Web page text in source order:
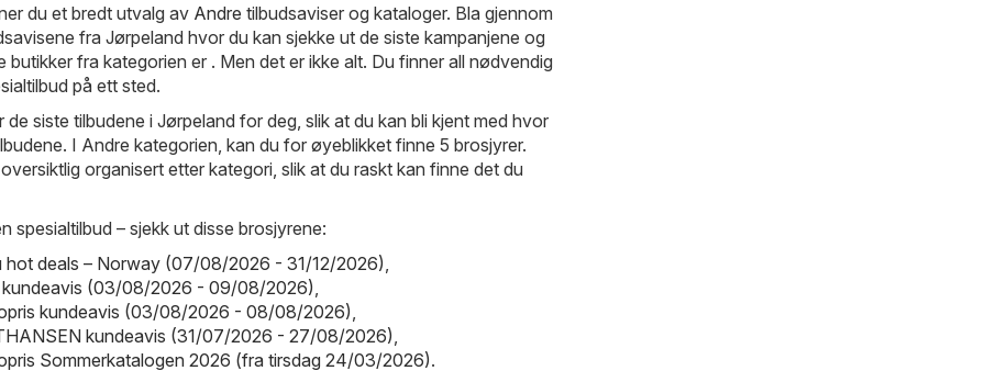
du et bredt utvalg av Andre tilbudsaviser og kataloger. Bla gjennom
fra Jørpeland hvor du kan sjekke ut de siste kampanjene og
fra kategorien er . Men det er ikke alt. Du finner all nødvendig
på ett sted.
de siste tilbudene i Jørpeland for deg, slik at du kan bli kjent med hvor
I Andre kategorien, kan du for øyeblikket finne 5 brosjyrer.
organisert etter kategori, slik at du raskt kan finne det du
spesialtilbud – sjekk ut disse brosjyrene:
hot deals – Norway (07/08/2026 - 31/12/2026)
kundeavis (03/08/2026 - 09/08/2026)
kundeavis (03/08/2026 - 08/08/2026)
kundeavis (31/07/2026 - 27/08/2026)
Sommerkatalogen 2026 (fra tirsdag 24/03/2026).